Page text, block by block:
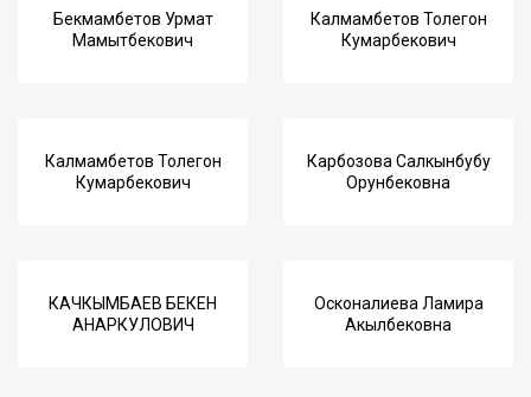
Бекмамбетов Урмат
Мамытбекович
Калмамбетов Толегон
Кумарбекович
Калмамбетов Толегон
Кумарбекович
Карбозова Салкынбубу
Орунбековна
КАЧКЫМБАЕВ БЕКЕН
АНАРКУЛОВИЧ
Осконалиева Ламира
Акылбековна